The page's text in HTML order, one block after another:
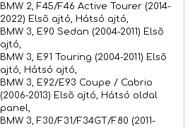
BMW 2, F45/F46 Active Tourer (2014-
2022) Elsõ ajtó, Hátsó ajtó,
BMW 3, E90 Sedan (2004-2011) Elsõ
ajtó,
BMW 3, E91 Touring (2004-2011) Elsõ
ajtó, Hátsó ajtó,
BMW 3, E92/E93 Coupe / Cabrio
(2006-2013) Elsõ ajtó, Hátsó oldal
panel,
BMW 3, F30/F31/F34GT/F80 (2011-